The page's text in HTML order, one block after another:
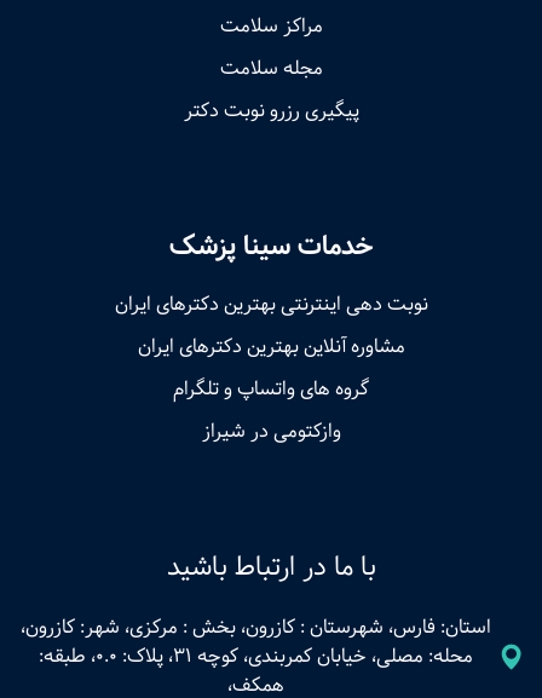
مراکز سلامت
مجله سلامت
پیگیری رزرو نوبت دکتر
خدمات سینا پزشک
نوبت‌ دهی اینترنتی بهترین دکترهای ایران
مشاوره آنلاین بهترین دکترهای ایران
گروه های واتساپ و تلگرام
وازکتومی در شیراز
با ما در ارتباط باشید
استان: فارس، شهرستان : کازرون، بخش : مرکزی، شهر: کازرون،
محله: مصلی، خیابان کمربندی، کوچه 31، پلاک: 0.0، طبقه:
همکف،